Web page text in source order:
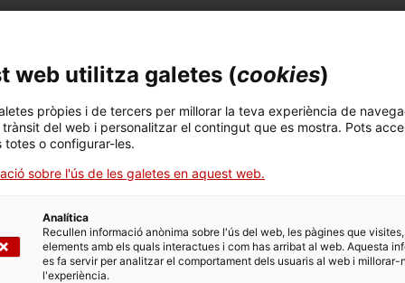
tenir en compte els terminis específicament
de presentació i hi adjunteu:
de la representació, només si s’actua en nom d’una
web utilitza galetes (cookies)
pròpies i de tercers per millorar la teva experiència de
del web i personalitzar el contingut que es mostra. Pots
totes o configurar-les.
sobre l'ús de les galetes en aquest web.
Analítica
Recullen informació anònima sobre l'ús del web, les pàgines que
elements amb els quals interactues i com has arribat al web. Aquesta
es fa servir per analitzar el comportament dels usuaris al web i millorar-
l'experiència.